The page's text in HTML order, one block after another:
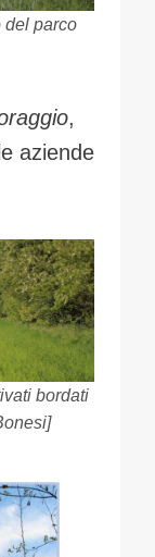
del parco
,
aziende
bordati